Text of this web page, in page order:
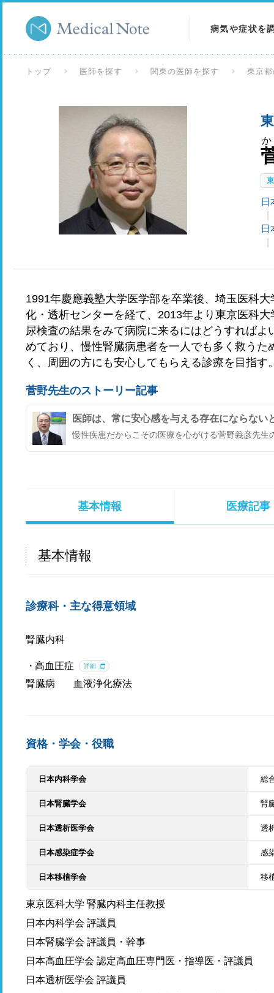
病気や症状を
検査を調べる
トップ 医師を探す 関東の医師を探す 東京
日
日
1991年慶應義塾大学医学部を卒業後、埼玉医科
化・透析センターを経て、2013年より東京医科
尿検査の結果をみて病院に来るにはどうすれば
めており、慢性腎臓病患者を一人でも多く救う
く、周囲の方にも安心してもらえる診療を目指す
菅野先生のストーリー記事
医師は、常に安心感を与える存在にならない
慢性疾患だからこその医療を心がける菅野義彦先生
基本情報 医療記事
基本情報
診療科・主な得意領域
腎臓内科
高血圧症 詳細
腎臓病 血液浄化療法
資格・学会・役職
日本内科学会 総
日本腎臓学会 腎
日本透析医学会 透
日本感染症学会 感
日本移植学会 移
東京医科大学 腎臓内科主任教授
日本内科学会 評議員
日本腎臓学会 評議員・幹事
日本高血圧学会 認定高血圧専門医・指導医・評議員
日本透析医学会 評議員